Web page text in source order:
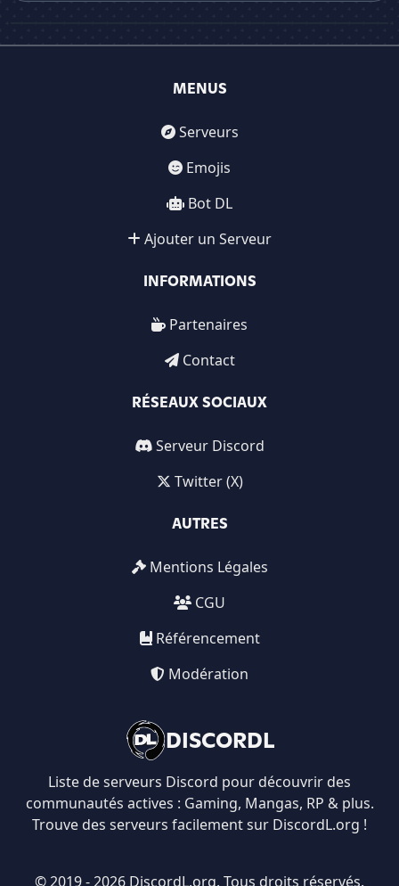
DISCORDL
Liste de serveurs Discord pour découvrir des
communautés actives : Gaming, Mangas, RP & plus.
Trouve des serveurs facilement sur DiscordL.org !
MENUS
Serveurs
Emojis
Bot DL
Ajouter un Serveur
INFORMATIONS
Partenaires
Contact
RÉSEAUX SOCIAUX
Serveur Discord
Twitter (X)
AUTRES
Mentions Légales
CGU
Référencement
Modération
© 2019 - 2026 DiscordL.org. Tous droits réservés.